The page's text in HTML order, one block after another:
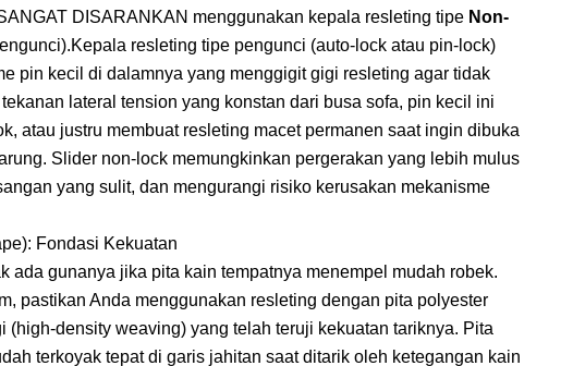
DISARANKAN menggunakan kepala resleting tipe Non-
resleting tipe pengunci (auto-lock atau pin-lock)
pin kecil di dalamnya yang menggigit gigi resleting agar tidak
lateral tension yang konstan dari busa sofa, pin kecil ini
atau justru membuat resleting macet permanen saat ingin dibuka
Slider non-lock memungkinkan pergerakan yang lebih mulus
yang sulit, dan mengurangi risiko kerusakan mekanisme
Fondasi Kekuatan
ada gunanya jika pita kain tempatnya menempel mudah robek.
pastikan Anda menggunakan resleting dengan pita polyester
(high-density weaving) yang telah teruji kekuatan tariknya. Pita
terkoyak tepat di garis jahitan saat ditarik oleh ketegangan kain